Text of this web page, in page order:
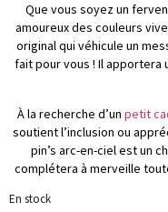
Que vous soyez un
amoureux des couleurs
original qui véhicule un
fait pour vous ! Il
À la recherche d’un petit
soutient l’inclusion ou
pin’s arc-en-ciel est un
complétera à merveille
En stock